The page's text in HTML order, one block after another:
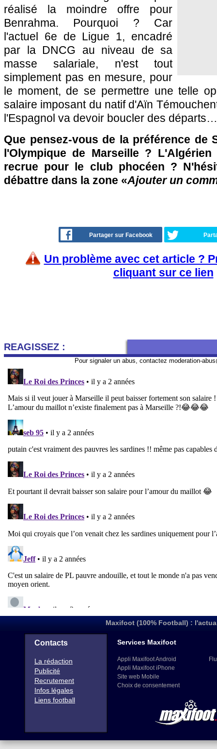
réalisé la moindre offre pour
Benrahma. Pourquoi ? Car
l'actuel 6e de Ligue 1, encadré
par la DNCG au niveau de sa
masse salariale, n'est tout
simplement pas en mesure, pour
le moment, de se permettre une telle
salaire imposant du natif d'Aïn
l'Espagnol va devoir boucler des départs…
Que pensez-vous de la préférence de
l'Olympique de Marseille ?
recrue pour le club phocéen ?
débattre dans la zone «Ajouter un
Partager sur Facebook
Un problème avec cet article ?
cliquant sur ce lien
REAGISSEZ :
Pour signaler un abus, contactez moderation-
Maxifoot (100% Football) :
Contacts
La rédaction
Publicité
Recrutement
Infos légales
Liens football
Services Maxifoot
Appli Maxifoot Android
Appli Maxifoot iPhone
Site web Mobile
Choix de consentement